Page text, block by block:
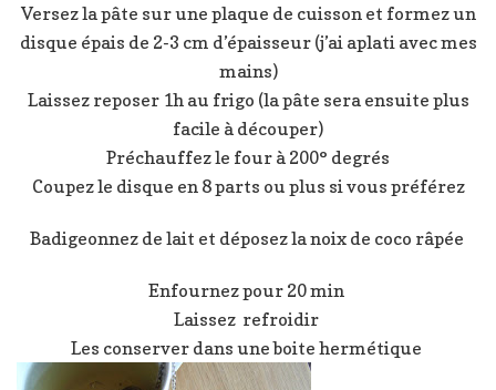
Versez la pâte sur une plaque de cuisson et formez un
disque épais de 2-3 cm d’épaisseur (j’ai aplati avec mes
mains)
Laissez reposer 1h au frigo (la pâte sera ensuite plus
facile à découper)
Préchauffez le four à 200° degrés
Coupez le disque en 8 parts ou plus si vous préférez
Badigeonnez de lait et déposez la noix de coco râpée
Enfournez pour 20 min
Laissez refroidir
Les conserver dans une boite hermétique